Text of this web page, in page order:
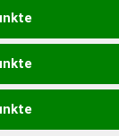
RENTE
REET